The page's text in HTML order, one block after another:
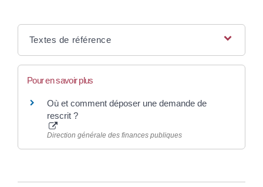
Textes de référence
Pour en savoir plus
Où et comment déposer une demande de
rescrit ?
Direction générale des finances publiques